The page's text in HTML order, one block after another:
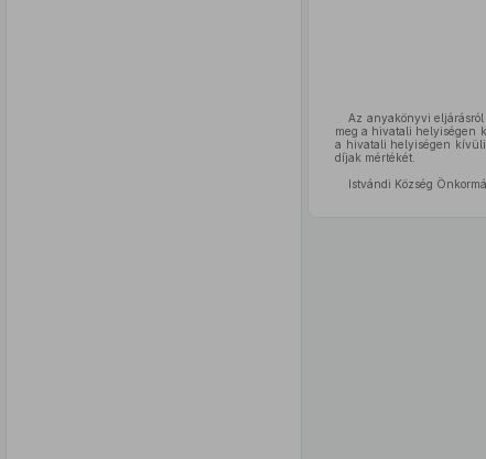
Az anyakönyvi eljárásról
meg a hivatali helyiségen
a hivatali helyiségen
díjak mértékét.
Istvándi Község